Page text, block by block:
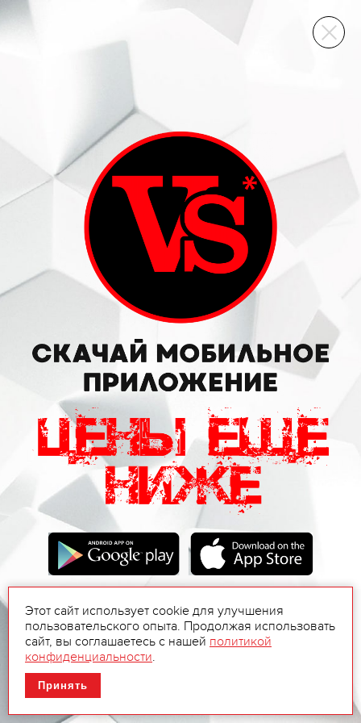
ВИННЫЙ СКЛАД
Этот сайт использует cookie для улучшения
пользовательского опыта. Продолжая использовать
сайт, вы соглашаетесь с нашей политикой
конфиденциальности.
Принять